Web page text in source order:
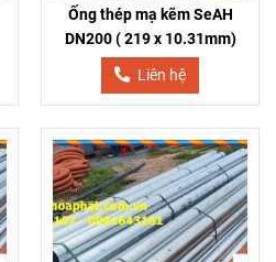
Ống thép mạ kẽm SeAH
DN200 ( 219 x 10.31mm)
Liên hệ